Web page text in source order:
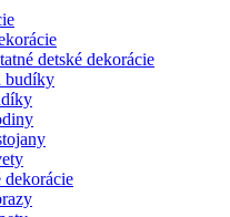
detské dekorácie
budíky
dekorácie